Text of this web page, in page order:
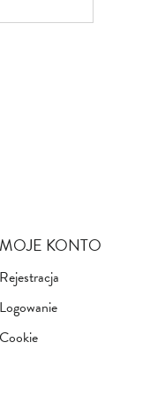
MOJE KONTO
Rejestracja
Logowanie
Cookie